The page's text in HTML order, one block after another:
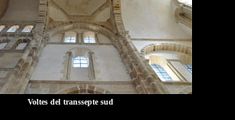
Voltes del transsepte sud